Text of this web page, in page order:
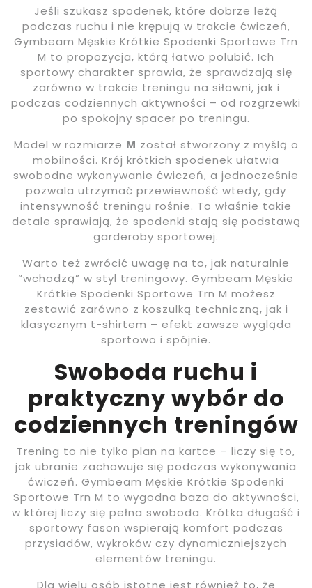
Jeśli szukasz spodenek, które dobrze leżą
podczas ruchu i nie krępują w trakcie ćwiczeń,
Gymbeam Męskie Krótkie Spodenki Sportowe Trn
M to propozycja, którą łatwo polubić. Ich
sportowy charakter sprawia, że sprawdzają się
zarówno w trakcie treningu na siłowni, jak i
podczas codziennych aktywności – od rozgrzewki
po spokojny spacer po treningu.
Model w rozmiarze M został stworzony z myślą o
mobilności. Krój krótkich spodenek ułatwia
swobodne wykonywanie ćwiczeń, a jednocześnie
pozwala utrzymać przewiewność wtedy, gdy
intensywność treningu rośnie. To właśnie takie
detale sprawiają, że spodenki stają się podstawą
garderoby sportowej.
Warto też zwrócić uwagę na to, jak naturalnie
“wchodzą” w styl treningowy. Gymbeam Męskie
Krótkie Spodenki Sportowe Trn M możesz
zestawić zarówno z koszulką techniczną, jak i
klasycznym t-shirtem – efekt zawsze wygląda
sportowo i spójnie.
Swoboda ruchu i
praktyczny wybór do
codziennych treningów
Trening to nie tylko plan na kartce – liczy się to,
jak ubranie zachowuje się podczas wykonywania
ćwiczeń. Gymbeam Męskie Krótkie Spodenki
Sportowe Trn M to wygodna baza do aktywności,
w której liczy się pełna swoboda. Krótka długość i
sportowy fason wspierają komfort podczas
przysiadów, wykroków czy dynamiczniejszych
elementów treningu.